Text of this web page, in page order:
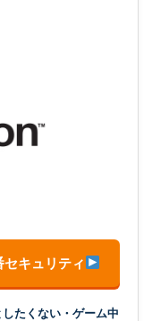
セキュリティ
たくない・ゲーム中